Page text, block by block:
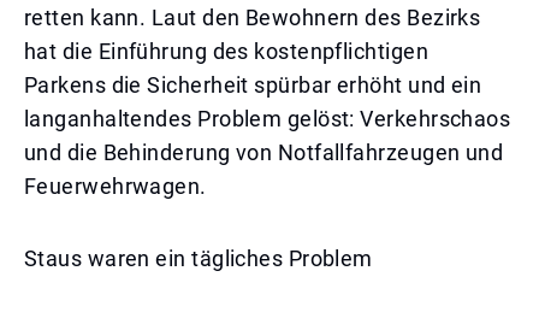
retten kann. Laut den Bewohnern des Bezirks
hat die Einführung des kostenpflichtigen
Parkens die Sicherheit spürbar erhöht und ein
langanhaltendes Problem gelöst: Verkehrschaos
und die Behinderung von Notfallfahrzeugen und
Feuerwehrwagen.
Staus waren ein tägliches Problem